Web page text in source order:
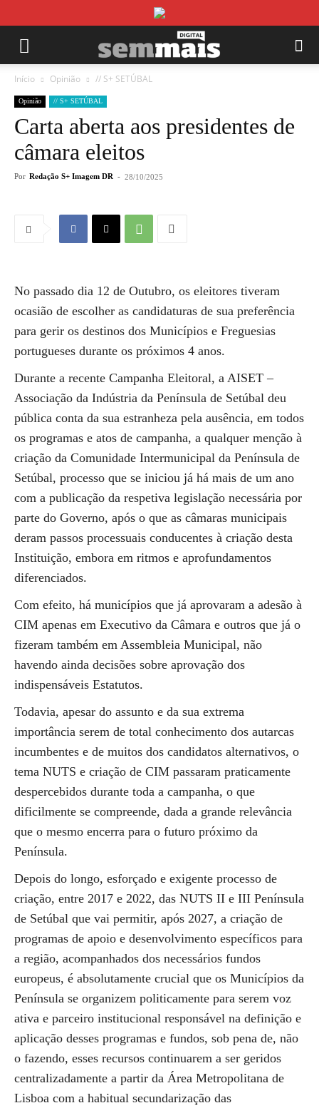
Início Opinião // S+ SETÚBAL
Opinião // S+ SETÚBAL
Carta aberta aos presidentes de
câmara eleitos
Por Redação S+ Imagem DR - 28/10/2025
No passado dia 12 de Outubro, os eleitores tiveram
ocasião de escolher as candidaturas de sua preferência
para gerir os destinos dos Municípios e Freguesias
portugueses durante os próximos 4 anos.
Durante a recente Campanha Eleitoral, a AISET –
Associação da Indústria da Península de Setúbal deu
pública conta da sua estranheza pela ausência, em todos
os programas e atos de campanha, a qualquer menção à
criação da Comunidade Intermunicipal da Península de
Setúbal, processo que se iniciou já há mais de um ano
com a publicação da respetiva legislação necessária por
parte do Governo, após o que as câmaras municipais
deram passos processuais conducentes à criação desta
Instituição, embora em ritmos e aprofundamentos
diferenciados.
Com efeito, há municípios que já aprovaram a adesão à
CIM apenas em Executivo da Câmara e outros que já o
fizeram também em Assembleia Municipal, não
havendo ainda decisões sobre aprovação dos
indispensáveis Estatutos.
Todavia, apesar do assunto e da sua extrema
importância serem de total conhecimento dos autarcas
incumbentes e de muitos dos candidatos alternativos, o
tema NUTS e criação de CIM passaram praticamente
despercebidos durante toda a campanha, o que
dificilmente se compreende, dada a grande relevância
que o mesmo encerra para o futuro próximo da
Península.
Depois do longo, esforçado e exigente processo de
criação, entre 2017 e 2022, das NUTS II e III Península
de Setúbal que vai permitir, após 2027, a criação de
programas de apoio e desenvolvimento específicos para
a região, acompanhados dos necessários fundos
europeus, é absolutamente crucial que os Municípios da
Península se organizem politicamente para serem voz
ativa e parceiro institucional responsável na definição e
aplicação desses programas e fundos, sob pena de, não
o fazendo, esses recursos continuarem a ser geridos
centralizadamente a partir da Área Metropolitana de
Lisboa com a habitual secundarização das